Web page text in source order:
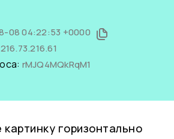
08 04:22:53 +0000
216.73.216.61
rMJQ4MQkRqM1
картинку горизонтально